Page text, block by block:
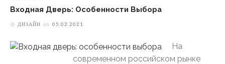
Входная Дверь: Особенности Выбора
ДИЗАЙН on 05.02.2021
На
современном российском рынке